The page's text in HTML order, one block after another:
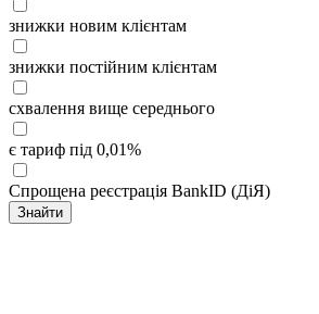
знижки новим клієнтам
знижки постійним клієнтам
схвалення вище середнього
є тариф під 0,01%
Спрощена реєстрація BankID (ДіЯ)
Знайти